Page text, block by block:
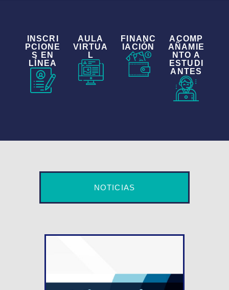
INSCRI
PCIONE
S EN
LÍNEA
AULA
VIRTUA
L
FINANC
IACIÓN
ACOMP
AÑAMIE
NTO A
ESTUDI
ANTES
NOTICIAS